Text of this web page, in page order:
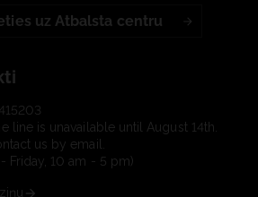
uz Atbalsta centru
line is unavailable until August 14th.
us by email.
Friday, 10 am - 5 pm)